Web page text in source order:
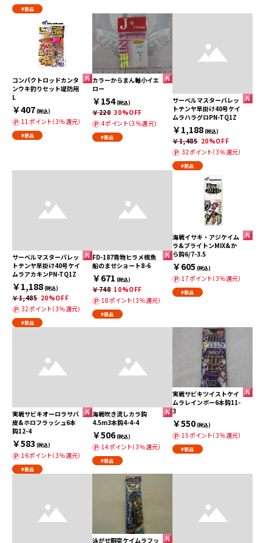
#新品
コンパクトロッドカンタ
ンウキ釣りセット堤防用
L
￥407(税込)
11ポイント（3％還元）
#新品
カラーからまん軸小イエ
ロー
￥154(税込)
￥220 30%OFF
4ポイント（3％還元）
#新品
サーベルマスターバレッ
トテンヤ早掛け40号ケイ
ムラハラグロPN-TQ1Z
￥1,188(税込)
￥1,485 20%OFF
32ポイント（3％還元）
#新品
サーベルマスターバレッ
トテンヤ早掛け40号ケイ
ムラアカキンPN-TQ1Z
￥1,188(税込)
￥1,485 20%OFF
32ポイント（3％還元）
#新品
FD-187青物ヒラメ根魚
船のませショート8-6
￥671 (税込)
￥748 10%OFF
18ポイント（3％還元）
#新品
海戦イサキ・アジケイム
ラ&ブライトンMIX&か
ら鈎6/7-3.5
￥605 (税込)
17ポイント（3％還元）
#新品
実戦サビキオーロラサバ
皮&ホロフラッシュ6本
鈎12-4
￥583 (税込)
16ポイント（3％還元）
#新品
海戦吹き流しカラ鈎
4.5m3本鈎4-4-4
￥506(税込)
14ポイント（3％還元）
#新品
実戦サビキツイストケイ
ムラレインボー6本鈎11-
3
￥550(税込)
15ポイント（3％還元）
#新品
泳がせ胴突ケイムラフッ